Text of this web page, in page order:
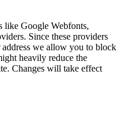
like Google Webfonts,
Since these providers
we allow you to block
heavily reduce the
Changes will take effect